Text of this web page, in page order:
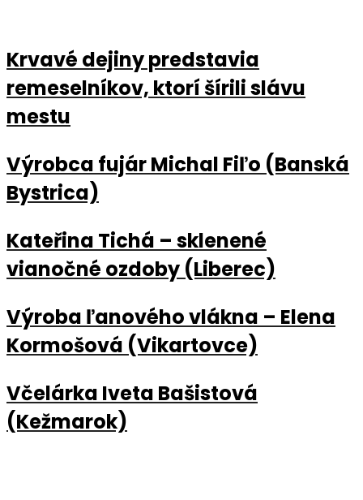
Krvavé dejiny predstavia
remeselníkov, ktorí šírili slávu
mestu
Výrobca fujár Michal Fiľo (Banská
Bystrica)
Kateřina Tichá – sklenené
vianočné ozdoby (Liberec)
Výroba ľanového vlákna – Elena
Kormošová (Vikartovce)
Včelárka Iveta Bašistová
(Kežmarok)